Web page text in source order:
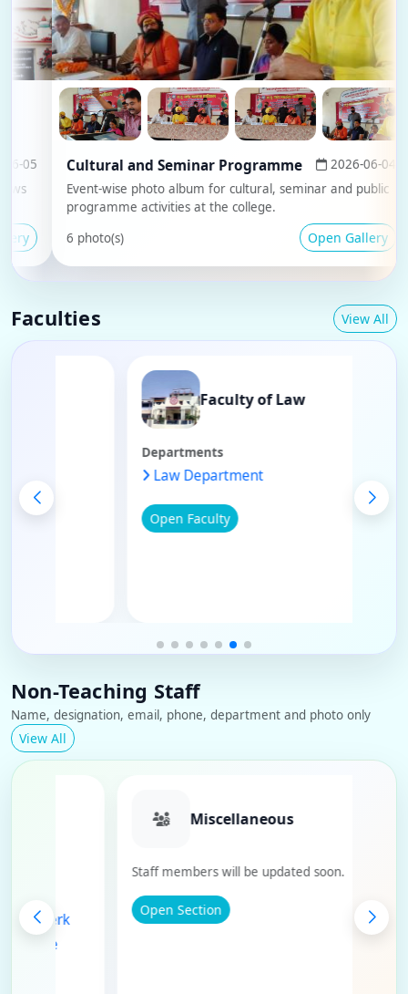
Cultural and Seminar Programme
2026-06-04
Event-wise photo album for cultural, seminar and public
programme activities at the college.
6 photo(s)
Open Gallery
3
Faculties View All
Faculty of Law
Departments
Law Department
Open Faculty
Non-Teaching Staff
Name, designation, email, phone, department and photo only
View All
- Library Clerk
- Routine
Miscellaneous
Staff members will be updated soon.
Open Section